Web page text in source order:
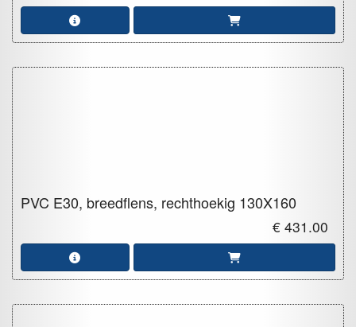
PVC E30, breedflens, rechthoekig 130X160
€ 431.00